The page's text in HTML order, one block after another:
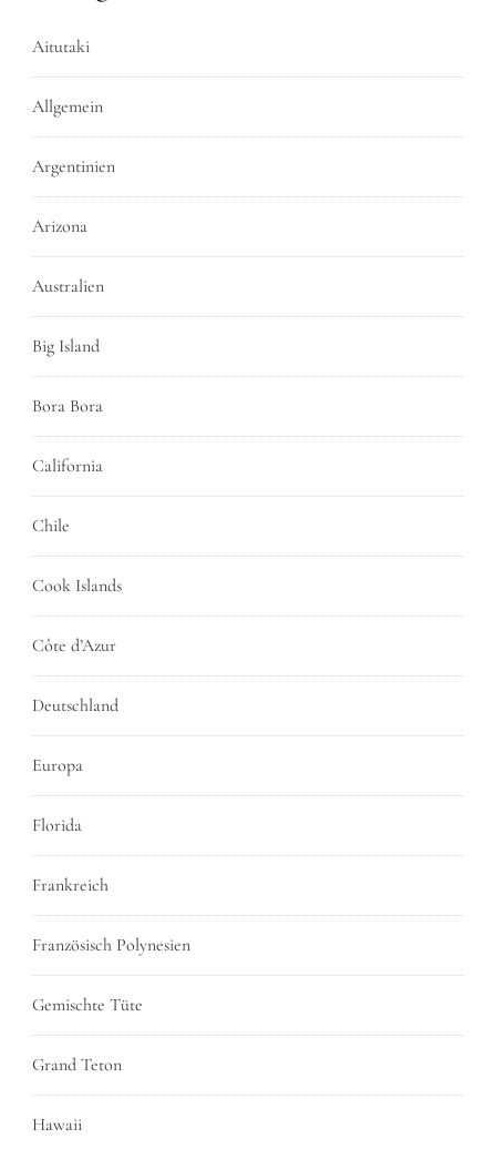
Aitutaki
Allgemein
Argentinien
Arizona
Australien
Big Island
Bora Bora
California
Chile
Cook Islands
Côte d’Azur
Deutschland
Europa
Florida
Frankreich
Französisch Polynesien
Gemischte Tüte
Grand Teton
Hawaii